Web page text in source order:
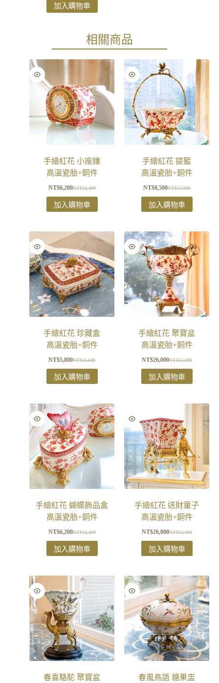
加入購物車
相關商品
手繪紅花 小座鐘
高溫瓷胎+銅件
NT$12,400
NT$6,200
加入購物車
手繪紅花 提籃
高溫瓷胎+銅件
NT$17,000
NT$8,500
加入購物車
手繪紅花 珍藏盒
高溫瓷胎+銅件
NT$11,600
NT$5,800
加入購物車
手繪紅花 聚寶盆
高溫瓷胎+銅件
NT$52,000
NT$26,000
加入購物車
手繪紅花 蝴蝶飾品盒
高溫瓷胎+銅件
NT$12,400
NT$6,200
加入購物車
手繪紅花 送財童子
高溫瓷胎+銅件
NT$52,000
NT$26,000
加入購物車
春喜駱駝 聚寶盆 春風鳥語 糖果盅